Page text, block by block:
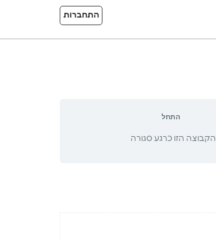
התחברות
התחל
הקבוצה הזו כרגע סגורה